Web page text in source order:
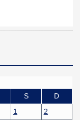
S
D
1
2